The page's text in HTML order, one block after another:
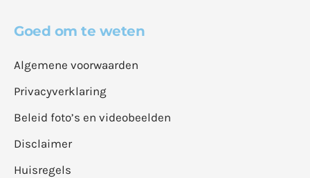
Goed om te weten
Algemene voorwaarden
Privacyverklaring
Beleid foto’s en videobeelden
Disclaimer
Huisregels